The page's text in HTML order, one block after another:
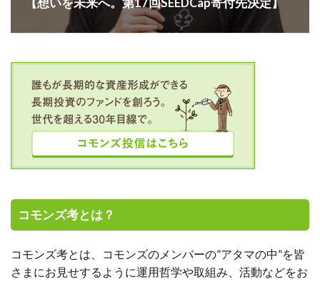
【想いを未来へ。第17回SEEDCap寄付先決定】
コモンズ考とは？
コモンズ考とは、コモンズのメンバーの”アタマの中”を皆
さまにお見せするように運用哲学や取組み、活動などをお